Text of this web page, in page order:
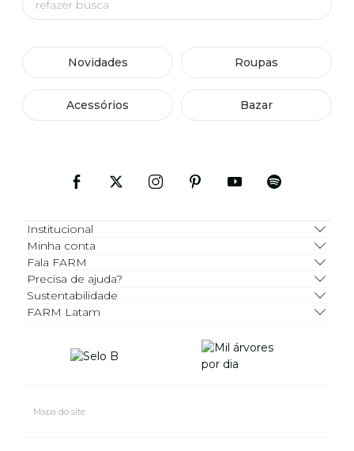
Novidades Roupas
Acessórios Bazar
Institucional
Minha conta
Fala FARM
Precisa de ajuda?
Sustentabilidade
FARM Latam
Mapa do site